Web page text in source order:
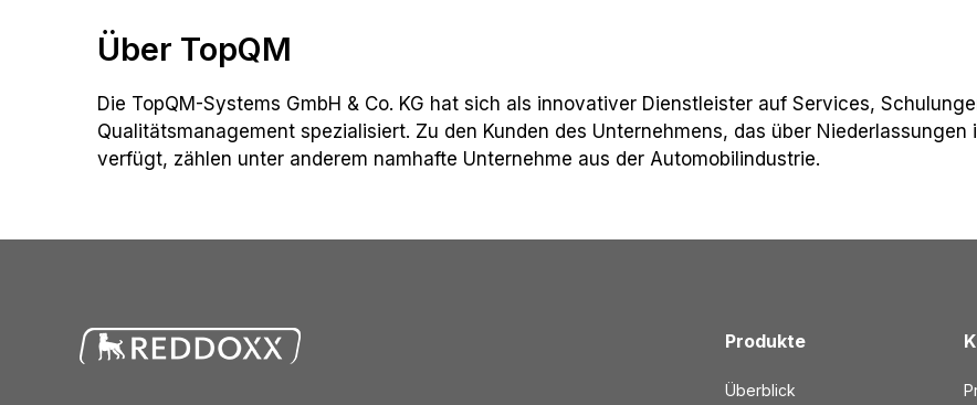
Über TopQM
Die TopQM-Systems GmbH & Co. KG hat sich als innovativer Dienstleister auf Services,
Qualitätsmanagement spezialisiert. Zu den Kunden des Unternehmens, das über Niederlassungen
verfügt, zählen unter anderem namhafte Unternehme aus der Automobilindustrie.
Produkte
Überblick